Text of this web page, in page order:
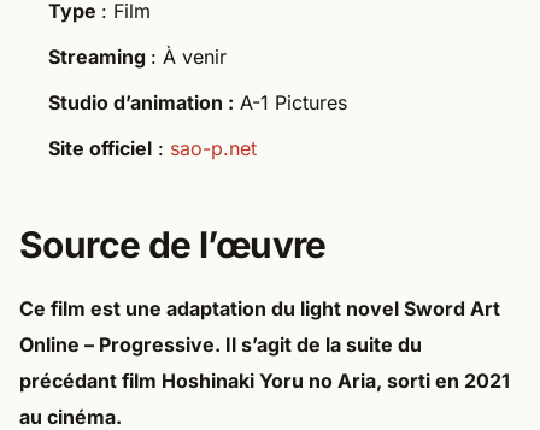
Type : Film
Streaming : À venir
Studio d’animation : A-1 Pictures
Site officiel : sao-p.net
Source de l’œuvre
Ce film est une adaptation du light novel Sword Art
Online – Progressive. Il s’agit de la suite du
précédant film Hoshinaki Yoru no Aria, sorti en 2021
au cinéma.